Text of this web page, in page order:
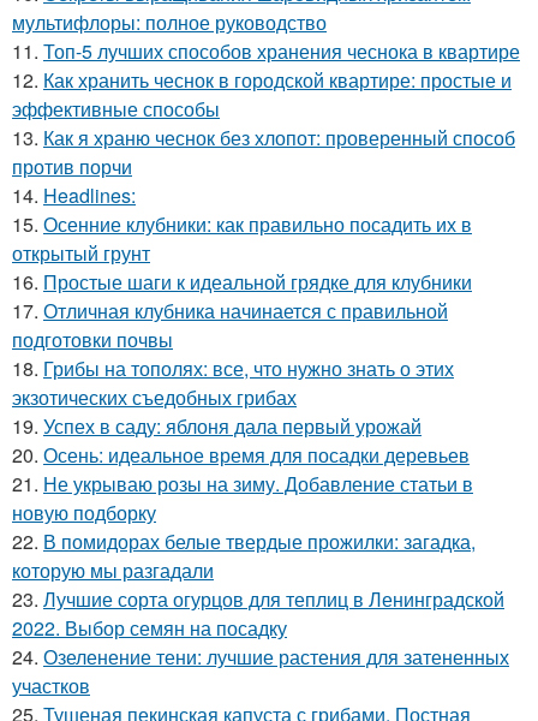
мультифлоры: полное руководство
11. Топ-5 лучших способов хранения чеснока в квартире
12. Как хранить чеснок в городской квартире: простые и
эффективные способы
13. Как я храню чеснок без хлопот: проверенный способ
против порчи
14. Headlines:
15. Осенние клубники: как правильно посадить их в
открытый грунт
16. Простые шаги к идеальной грядке для клубники
17. Отличная клубника начинается с правильной
подготовки почвы
18. Грибы на тополях: все, что нужно знать о этих
экзотических съедобных грибах
19. Успех в саду: яблоня дала первый урожай
20. Осень: идеальное время для посадки деревьев
21. Не укрываю розы на зиму. Добавление статьи в
новую подборку
22. В помидорах белые твердые прожилки: загадка,
которую мы разгадали
23. Лучшие сорта огурцов для теплиц в Ленинградской
2022. Выбор семян на посадку
24. Озеленение тени: лучшие растения для затененных
участков
25. Тушеная пекинская капуста с грибами. Постная